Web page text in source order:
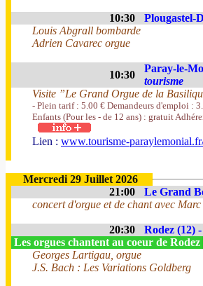
10:30
Plougastel-
Louis Abgrall bombarde
Adrien Cavarec orgue
10:30
Paray-le-
tourisme
Visite ”Le Grand Orgue de la
- Plein tarif : 5.00 € Demandeurs d'emploi :
Enfants (Pour les - de 12 ans) : gratuit
Lien : www.tourisme-
Mercredi 29 Juillet 2026
21:00
Le Grand
concert d'orgue et de chant avec
20:30 Rodez (12) -
Les orgues chantent au coeur de Rodez
Georges Lartigau, orgue
J.S. Bach : Les Variations Goldberg